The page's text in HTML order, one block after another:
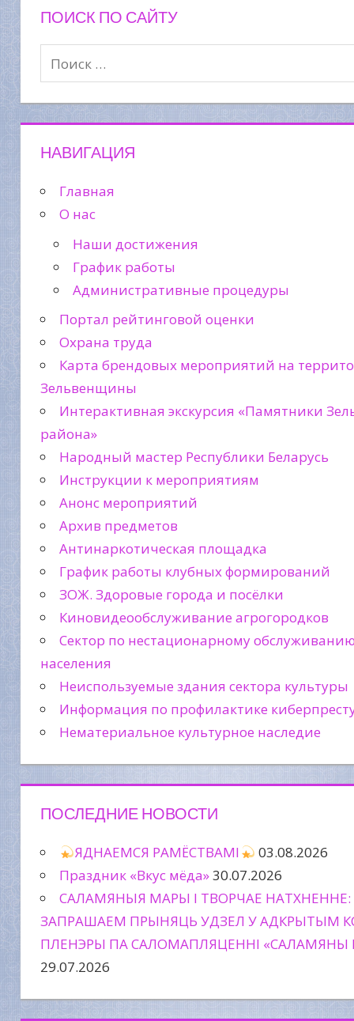
ПОИСК ПО САЙТУ
НАВИГАЦИЯ
Главная
О нас
Наши достижения
График работы
Административные процедуры
Портал рейтинговой оценки
Охрана труда
Карта брендовых мероприятий на
Зельвенщины
Интерактивная экскурсия «Памятники
района»
Народный мастер Республики Беларусь
Инструкции к мероприятиям
Анонс мероприятий
Архив предметов
Антинаркотическая площадка
График работы клубных формирований
ЗОЖ. Здоровые города и посёлки
Киновидеообслуживание агрогородков
Сектор по нестационарному
населения
Неиспользуемые здания сектора культуры
Информация по профилактике
Нематериальное культурное наследие
ПОСЛЕДНИЕ НОВОСТИ
ЯДНАЕМСЯ РАМЁСТВАМІ
03.08.2026
Праздник «Вкус мёда»30.07.2026
САЛАМЯНЫЯ МАРЫ І ТВОРЧАЕ НАТХНЕННЕ:
ЗАПРАШАЕМ ПРЫНЯЦЬ УДЗЕЛ У АДКРЫТЫМ
ПЛЕНЭРЫ ПА САЛОМАПЛЯЦЕННІ «САЛАМЯНЫ
29.07.2026